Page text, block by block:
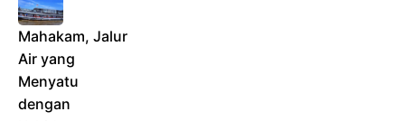
Mahakam, Jalur
Air yang
Menyatu
dengan